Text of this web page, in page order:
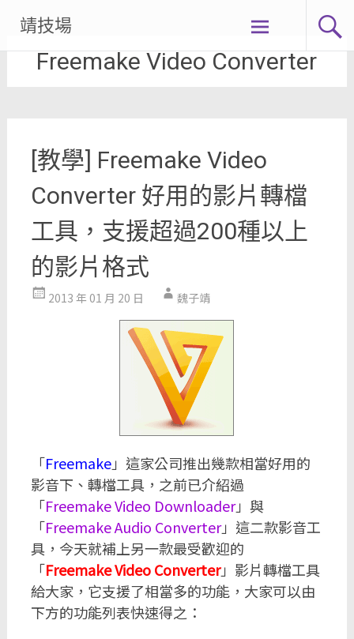
content
靖技場
Freemake Video Converter
[教學] Freemake Video
Converter 好用的影片轉檔
工具，支援超過200種以上
的影片格式
2013 年 01 月 20 日 魏子靖
「Freemake」這家公司推出幾款相當好用的
影音下、轉檔工具，之前已介紹過
「Freemake Video Downloader」與
「Freemake Audio Converter」這二款影音工
具，今天就補上另一款最受歡迎的
「Freemake Video Converter」影片轉檔工具
給大家，它支援了相當多的功能，大家可以由
下方的功能列表快速得之：